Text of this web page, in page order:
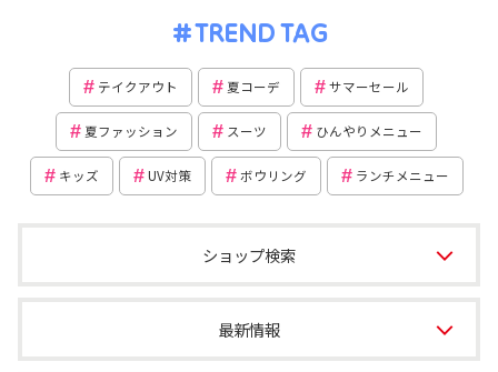
TREND TAG
テイクアウト 夏コーデ サマーセール
夏ファッション スーツ ひんやりメニュー
キッズ UV対策 ボウリング ランチメニュー
ショップ検索
最新情報